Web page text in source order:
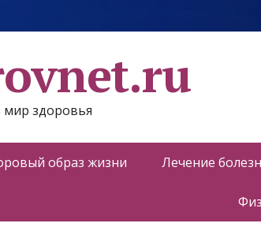
мир здоровья
образ жизни Лечение